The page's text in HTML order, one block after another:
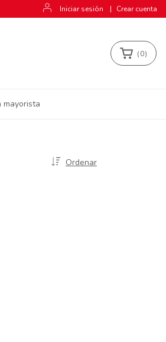
Iniciar sesión | Crear cuenta
(0)
mayorista
Ordenar